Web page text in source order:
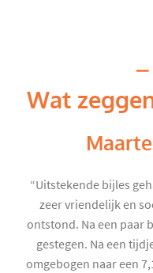
Wat
“Uitstekende bijles
zeer vriendelijk en
ontstond. Na een paar
gestegen. Na een
omgebogen naar een